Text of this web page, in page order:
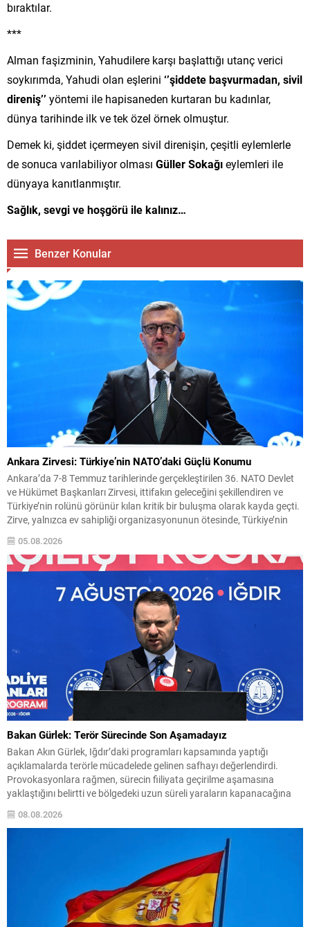
bıraktılar.
***
Alman faşizminin, Yahudilere karşı başlattığı utanç verici
soykırımda, Yahudi olan eşlerini ‘’şiddete başvurmadan, sivil
direniş’’ yöntemi ile hapisaneden kurtaran bu kadınlar,
dünya tarihinde ilk ve tek özel örnek olmuştur.
Demek ki, şiddet içermeyen sivil direnişin, çeşitli eylemlerle
de sonuca varılabiliyor olması Güller Sokağıeylemleri ile
dünyaya kanıtlanmıştır.
Sağlık, sevgi ve hoşgörü ile kalınız…
Benzer Konular
Ankara Zirvesi: Türkiye’nin NATO’daki Güçlü Konumu
Ankara’da 7-8 Temmuz tarihlerinde gerçekleştirilen 36. NATO Devlet
ve Hükümet Başkanları Zirvesi, ittifakın geleceğini şekillendiren ve
Türkiye’nin rolünü görünür kılan kritik bir buluşma olarak kayda geçti.
Zirve, yalnızca ev sahipliği organizasyonunun ötesinde, Türkiye’nin
pekiştirdi. Uluslararası güvenlik ortamı eş zamanlı ve çok boyutlu
tehditlerle...
05.08.2026
Bakan Gürlek: Terör Sürecinde Son Aşamadayız
Bakan Akın Gürlek, Iğdır’daki programları kapsamında yaptığı
açıklamalarda terörle mücadelede gelinen safhayı değerlendirdi.
Provokasyonlara rağmen, sürecin fiiliyata geçirilme aşamasına
yaklaştığını belirtti ve bölgedeki uzun süreli yaraların kapanacağına
dair umutlu mesajlar verdi. Gürlek, “Bölge insanımızın 40 yılı aşkın
süredir kanayan yarası olan bu tehlikeden, devletimizin kalkınması ve
08.08.2026